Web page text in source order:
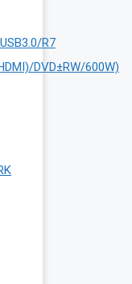
R7
DVD±RW/600W)